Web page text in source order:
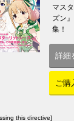
マス
ズン
集！
詳細
ご購
this directive]